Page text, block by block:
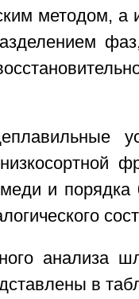
методом, а
и
анализа
в